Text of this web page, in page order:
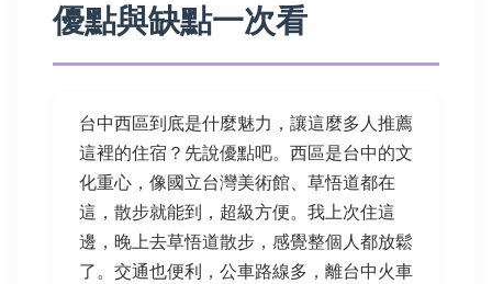
優點與缺點一次看
台中西區到底是什麼魅力，讓這麼多人推薦
這裡的住宿？先說優點吧。西區是台中的文
化重心，像國立台灣美術館、草悟道都在
這，散步就能到，超級方便。我上次住這
邊，晚上去草悟道散步，感覺整個人都放鬆
了。交通也便利，公車路線多，離台中火車